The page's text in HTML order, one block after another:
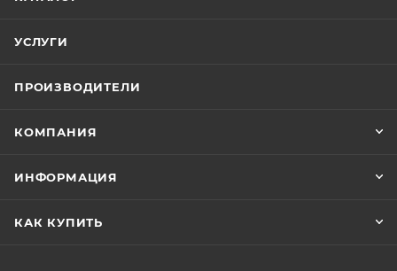
УСЛУГИ
ПРОИЗВОДИТЕЛИ
КОМПАНИЯ
ИНФОРМАЦИЯ
КАК КУПИТЬ